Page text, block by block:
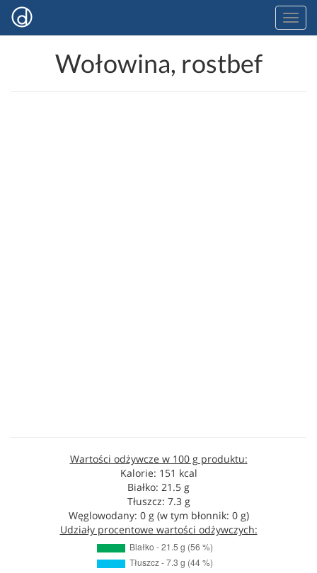
Wołowina, rostbef
Wartości odżywcze w 100 g produktu:
Kalorie: 151 kcal
Białko: 21.5 g
Tłuszcz: 7.3 g
Węglowodany: 0 g (w tym błonnik: 0 g)
Udziały procentowe wartości odżywczych: